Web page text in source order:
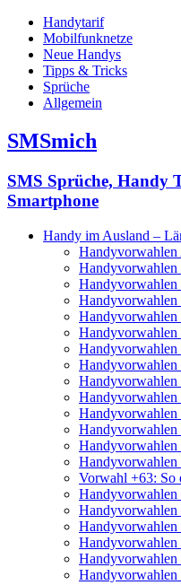
Handytarif
Mobilfunknetze
Neue Handys
Tipps & Tricks
Sprüche
Allgemein
SMSmich
SMS Sprüche, Handy
Smartphone
Handy im Ausland –
Handyvorwahlen
Handyvorwahlen
Handyvorwahlen
Handyvorwahlen
Handyvorwahlen
Handyvorwahlen
Handyvorwahlen
Handyvorwahlen
Handyvorwahlen
Handyvorwahlen
Handyvorwahlen
Handyvorwahlen
Handyvorwahlen
Vorwahl +63: So
Handyvorwahlen
Handyvorwahlen
Handyvorwahlen
Handyvorwahlen
Handyvorwahlen
Handyvorwahlen